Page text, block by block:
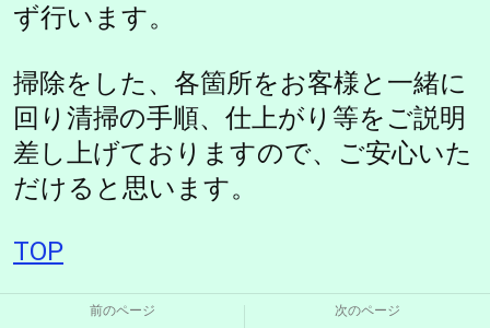
ず行います。
掃除をした、各箇所をお客様と一緒に
回り清掃の手順、仕上がり等をご説明
差し上げておりますので、ご安心いた
だけると思います。
TOP
前のページ 次のページ